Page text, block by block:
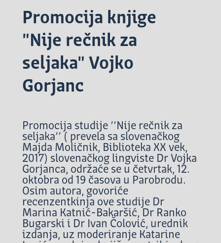
Promocija knjige
"Nije rečnik za
seljaka" Vojko
Gorjanc
Promocija studije ’’Nije rečnik za
seljaka’’ ( prevela sa slovenačkog
Majda Moličnik, Biblioteka XX vek,
2017) slovenačkog lingviste Dr Vojka
Gorjanca, održaće se u četvrtak, 12.
oktobra od 19 časova u Parobrodu.
Osim autora, govoriće
recenzentkinja ove studije Dr
Marina Katnić-Bakaršić, Dr Ranko
Bugarski i Dr Ivan Čolović, urednik
izdanja, uz moderiranje Katarine